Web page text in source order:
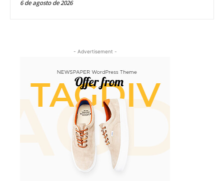
6 de agosto de 2026
- Advertisement -